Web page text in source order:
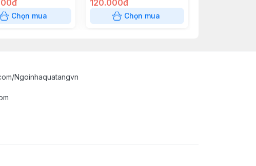
Chọn mua
120.000đ
Chọn mua
Ngoinhaquatangvn